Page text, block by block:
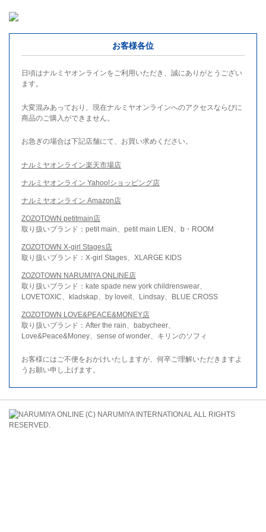
お客様各位
日頃はナルミヤオンラインをご利用いただき、誠にありがとうござい
ます。
大変混みあっており、現在ナルミヤオンラインへのアクセスならびに
商品のご購入ができません。
お急ぎの場合は下記店舗にて、お買い求めください。
ナルミヤオンライン楽天市場店
ナルミヤオンライン Yahoo!ショッピング店
ナルミヤオンライン Amazon店
ZOZOTOWN petitmain店
取り扱いブランド：petit main、petit main LIEN、b・ROOM
ZOZOTOWN X-girl Stages店
取り扱いブランド：X-girl Stages、XLARGE KIDS
ZOZOTOWN NARUMIYA ONLINE店
取り扱いブランド：kate spade new york childrenswear、
LOVETOXIC、kladskap、by loveit、Lindsay、BLUE CROSS
ZOZOTOWN LOVE&PEACE&MONEY店
取り扱いブランド：After the rain、babycheer、
Love&Peace&Money、sense of wonder、キリンのソフィ
お客様にはご不便をおかけいたしますが、何卒ご理解いただきますよ
うお願い申し上げます。